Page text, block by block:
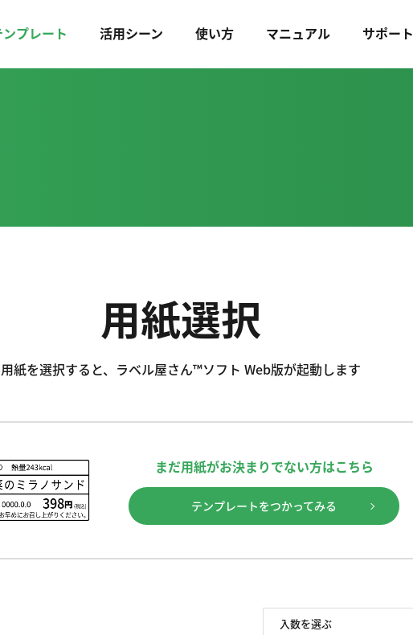
プレート 活用シーン 使い方 マニュアル サポート
用紙選択
用紙を選択すると、ラベル屋さん™ソフト Web版が起動します
まだ用紙がお決まりでない方はこちら
テンプレートをつかってみる